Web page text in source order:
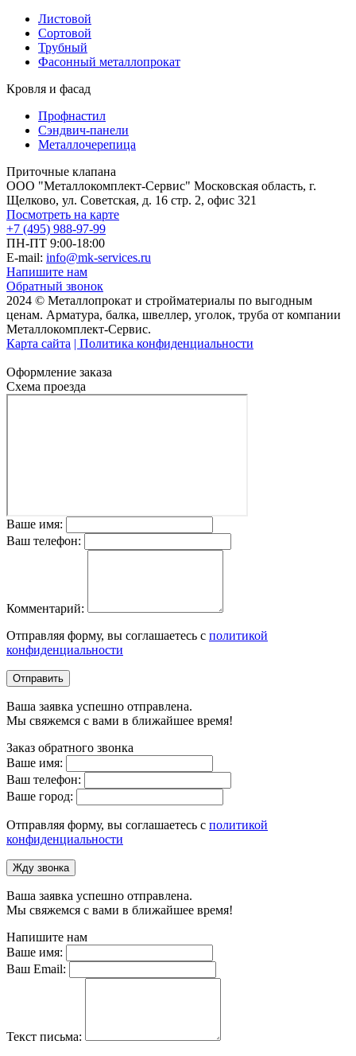
Листовой
Сортовой
Трубный
Фасонный металлопрокат
Кровля и фасад
Профнастил
Сэндвич-панели
Металлочерепица
Приточные клапана
ООО "Металлокомплект-Сервис" Московская область, г.
Щелково, ул. Советская, д. 16 стр. 2, офис 321
Посмотреть на карте
+7 (495) 988-97-99
ПН-ПТ 9:00-18:00
E-mail: info@mk-services.ru
Напишите нам
Обратный звонок
2024 © Металлопрокат и стройматериалы по выгодным
ценам. Арматура, балка, швеллер, уголок, труба от компании
Металлокомплект-Сервис.
Карта сайта | Политика конфиденциальности
Оформление заказа
Схема проезда
Ваше имя:
Ваш телефон:
Комментарий:
Отправляя форму, вы соглашаетесь с политикой
конфиденциальности
Отправить
Ваша заявка успешно отправлена.
Мы свяжемся с вами в ближайшее время!
Заказ обратного звонка
Ваше имя:
Ваш телефон:
Ваше город:
Отправляя форму, вы соглашаетесь с политикой
конфиденциальности
Жду звонка
Ваша заявка успешно отправлена.
Мы свяжемся с вами в ближайшее время!
Напишите нам
Ваше имя:
Ваш Email:
Текст письма: